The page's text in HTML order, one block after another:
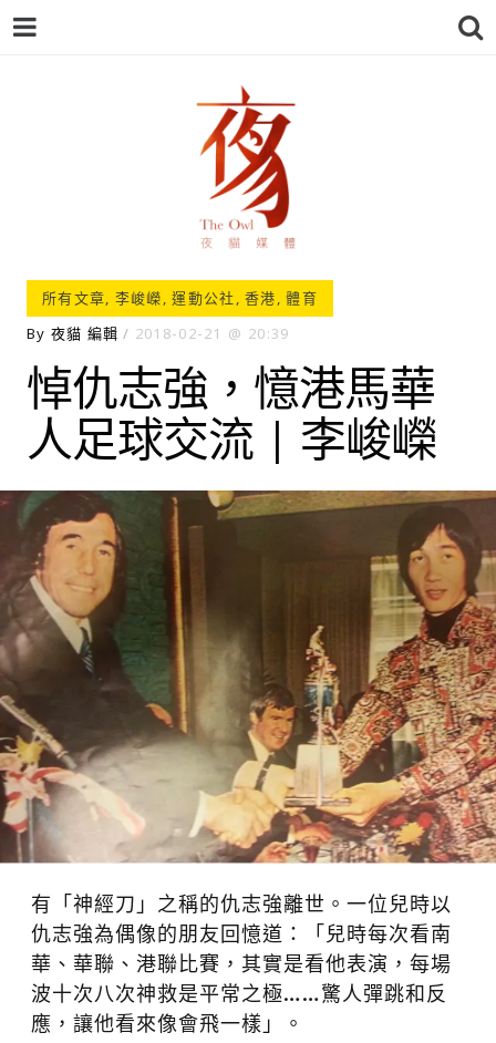
夜貓-THEOWL
所有文章, 李峻嶸,運動公社,香港,體育
By 夜貓 編輯 2018-02-21 20:39
悼仇志強，憶港馬華
人足球交流 | 李峻嶸
有「神經刀」之稱的仇志強離世。一位兒時以
仇志強為偶像的朋友回憶道：「兒時每次看南
華、華聯、港聯比賽，其實是看他表演，每場
波十次八次神救是平常之極……驚人彈跳和反
應，讓他看來像會飛一樣」。